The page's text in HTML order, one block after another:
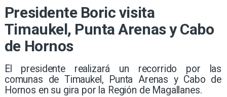
Presidente Boric visita
Timaukel, Punta Arenas y Cabo
de Hornos
El presidente realizará un recorrido por las
comunas de Timaukel, Punta Arenas y Cabo de
Hornos en su gira por la Región de Magallanes.